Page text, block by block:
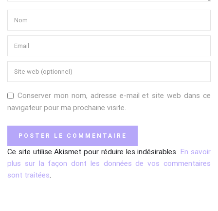
Conserver mon nom, adresse e-mail et site web dans ce
navigateur pour ma prochaine visite.
Ce site utilise Akismet pour réduire les indésirables. En savoir
plus sur la façon dont les données de vos commentaires
sont traitées.